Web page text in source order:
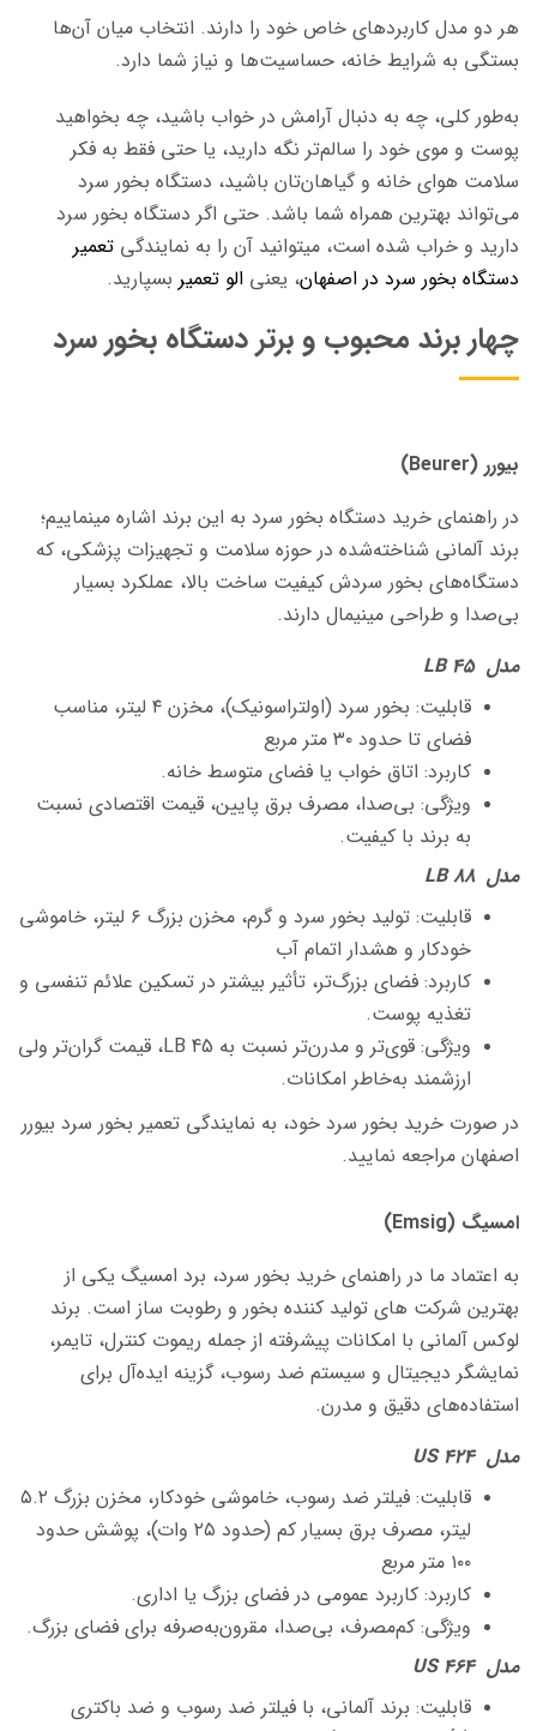
هر دو مدل کاربردهای خاص خود را دارند. انتخاب میان آن‌ها
بستگی به شرایط خانه، حساسیت‌ها و نیاز شما دارد.
به‌طور کلی، چه به دنبال آرامش در خواب باشید، چه بخواهید
پوست و موی خود را سالم‌تر نگه دارید، یا حتی فقط به فکر
سلامت هوای خانه و گیاهان‌تان باشید، دستگاه بخور سرد
می‌تواند بهترین همراه شما باشد. حتی اگر دستگاه بخور سرد
دارید و خراب شده است، میتوانید آن را به نمایندگی تعمیر
دستگاه بخور سرد در اصفهان، یعنی الو تعمیر بسپارید.
چهار برند محبوب و برتر دستگاه بخور سرد
بیورر (Beurer)
در راهنمای خرید دستگاه بخور سرد به این برند اشاره مینماییم؛
برند آلمانی شناخته‌شده در حوزه سلامت و تجهیزات پزشکی، که
دستگاه‌های بخور سردش کیفیت ساخت بالا، عملکرد بسیار
بی‌صدا و طراحی مینیمال دارند.
مدل LB 45
قابلیت: بخور سرد (اولتراسونیک)، مخزن ۴ لیتر، مناسب
فضای تا حدود ۳۰ متر مربع
کاربرد: اتاق خواب یا فضای متوسط خانه.
ویژگی: بی‌صدا، مصرف برق پایین، قیمت اقتصادی نسبت
به برند با کیفیت.
مدل LB 88
قابلیت: تولید بخور سرد و گرم، مخزن بزرگ ۶ لیتر، خاموشی
خودکار و هشدار اتمام آب
کاربرد: فضای بزرگ‌تر، تأثیر بیشتر در تسکین علائم تنفسی و
تغذیه پوست.
ویژگی: قوی‌تر و مدرن‌تر نسبت به LB 45، قیمت گران‌تر ولی
ارزشمند به‌خاطر امکانات.
در صورت خرید بخور سرد خود، به نمایندگی تعمیر بخور سرد بیورر
اصفهان مراجعه نمایید.
امسیگ (Emsig)
به اعتماد ما در راهنمای خرید بخور سرد، برد امسیگ یکی از
بهترین شرکت های تولید کننده بخور و رطوبت ساز است. برند
لوکس آلمانی با امکانات پیشرفته از جمله ریموت کنترل، تایمر،
نمایشگر دیجیتال و سیستم ضد رسوب، گزینه ایده‌آل برای
استفاده‌های دقیق و مدرن.
مدل US 424
قابلیت: فیلتر ضد رسوب، خاموشی خودکار، مخزن بزرگ ۵.۲
لیتر، مصرف برق بسیار کم (حدود ۲۵ وات)، پوشش حدود
۱۰۰ متر مربع
کاربرد: کاربرد عمومی در فضای بزرگ یا اداری.
ویژگی: کم‌مصرف، بی‌صدا، مقرون‌به‌صرفه برای فضای بزرگ.
مدل US 464
قابلیت: برند آلمانی، با فیلتر ضد رسوب و ضد باکتری